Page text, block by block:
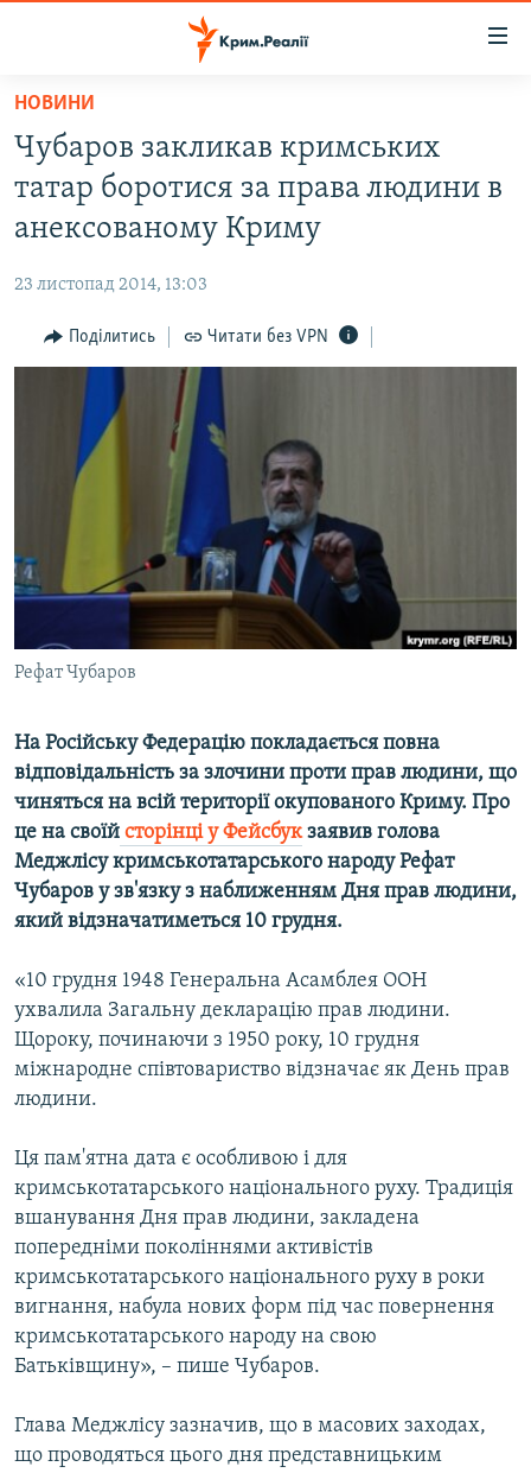
Перейти
основного
матеріалу
Перейти
до
основної
Перейти
до
НОВИНИ
ВОДА.КРИМ
ВІДЕО ТА ФОТО
БЛОГИ
ПОГЛЯД
ІНТЕРВ'Ю
ВСЕ ЗА ДЕНЬ
СПЕЦПРОЕКТИ
ДЕПОРТАЦІЯ
ВІДЕОУРОКИ «ELIFBE»
СВІДЧЕННЯ ОКУПАЦІЇ
УКРАЇНСЬКА ПРОБЛЕМА КРИМУ
ІНФОГРАФІКА
ЯК ОБІЙТИ БЛОКУВАННЯ
Русский
ДОЛУЧАЙСЯ!
Усі сайти RFE/RL
НОВИНИ
Чубаров закликав кримських
татар боротися за права людини в
анексованому Криму
23 листопад 2014, 13:03
Поділитись Читати без VPN
Рефат Чубаров
На Російську Федерацію покладається повна
відповідальність за злочини проти прав людини, що
чиняться на всій території окупованого Криму. Про
це на своїй сторінці у Фейсбукзаявив голова
Меджлісу кримськотатарського народу Рефат
Чубаров у зв'язку з наближенням Дня прав людини,
який відзначатиметься 10 грудня.
«10 грудня 1948 Генеральна Асамблея ООН
ухвалила Загальну декларацію прав людини.
Щороку, починаючи з 1950 року, 10 грудня
міжнародне співтовариство відзначає як День прав
людини.
Ця пам'ятна дата є особливою і для
кримськотатарського національного руху. Традиція
вшанування Дня прав людини, закладена
попередніми поколіннями активістів
кримськотатарського національного руху в роки
вигнання, набула нових форм під час повернення
кримськотатарського народу на свою
Батьківщину», – пише Чубаров.
Глава Меджлісу зазначив, що в масових заходах,
що проводяться цього дня представницьким